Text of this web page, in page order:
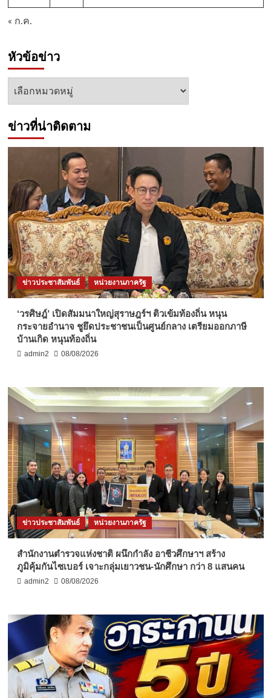
« ก.ค.
หัวข้อข่าว
หัวข้อ
ข่าวที่น่าติดตาม
ข่าวประชาสัมพันธ์ หน่วยงานภาครัฐ
‘วรศิษฎ์’ เปิดสัมมนาใหญ่สุราษฎร์ฯ ติวเข้มท้องถิ่น หนุน
กระจายอำนาจ ชูยึดประชาชนเป็นศูนย์กลาง เตรียมออกภาษี
บ้านเกิด หนุนท้องถิ่น
admin2 08/08/2026
ข่าวประชาสัมพันธ์ หน่วยงานภาครัฐ
สำนักงานตำรวจแห่งชาติ ผนึกกำลัง อาชีวศึกษาฯ สร้าง
ภูมิคุ้มกันไซเบอร์ เจาะกลุ่มเยาวชน-นักศึกษา กว่า 8 แสนคน
admin2 08/08/2026